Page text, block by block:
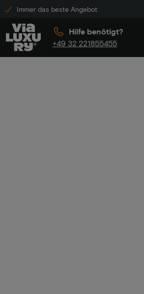
Immer das beste Angebot
Hilfe benötigt?
+49 32 221855455